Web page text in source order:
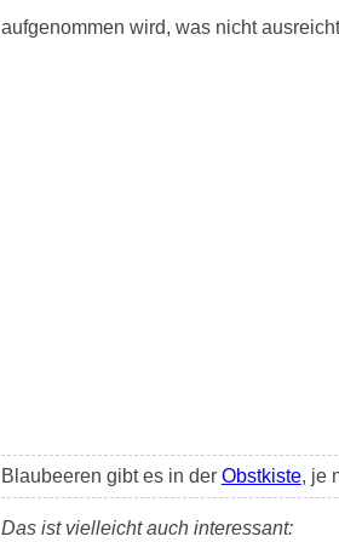
aufgenommen wird, was nicht
Blaubeeren gibt es in der Obstkiste, je
Das ist vielleicht auch interessant: